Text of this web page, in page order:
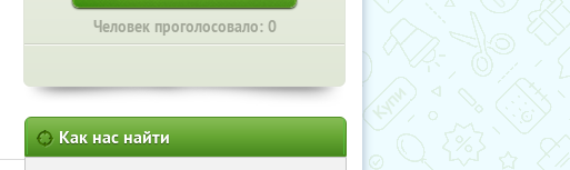
Человек проголосовало: 0
Как нас найти